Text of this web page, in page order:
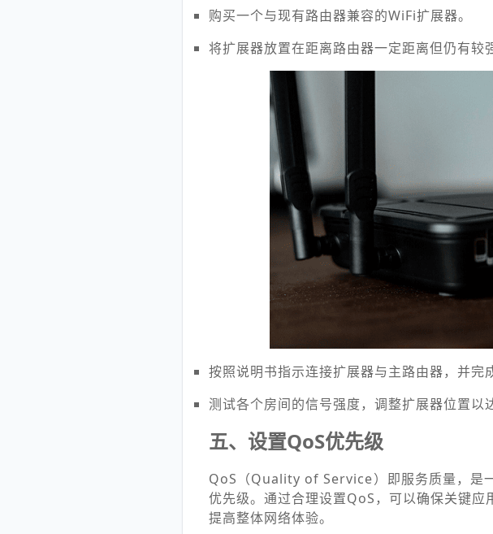
购买一个与现有路由器兼容的WiFi扩展器。
将扩展器放置在距离路由器一定距离但仍有较
按照说明书指示连接扩展器与主路由器，并完
测试各个房间的信号强度，调整扩展器位置以
五、设置QoS优先级
QoS（Quality of Service）即服务质量，是
优先级。通过合理设置QoS，可以确保关键
提高整体网络体验。